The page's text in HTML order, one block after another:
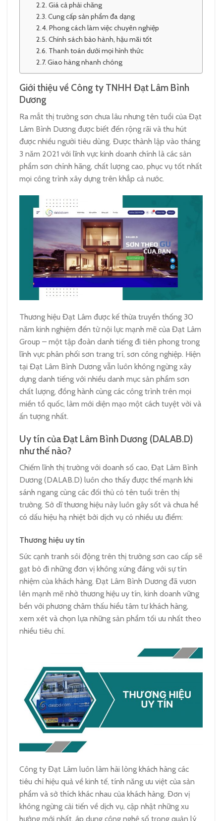
Giá cả phải chăng
Cung cấp sản phẩm đa dạng
Phong cách làm việc chuyên nghiệp
Chính sách bảo hành, hậu mãi tốt
Thanh toán dưới mọi hình thức
Giao hàng nhanh chóng
Giới thiệu về Công ty TNHH Đạt Lâm Bình
Dương
Ra mắt thị trường sơn chưa lâu nhưng tên tuổi của Đạt
Lâm Bình Dương được biết đến rộng rãi và thu hút
được nhiều người tiêu dùng. Được thành lập vào tháng
3 năm 2021 với lĩnh vực kinh doanh chính là các sản
phẩm sơn chính hãng, chất lượng cao, phục vụ tốt nhất
mọi công trình xây dựng trên khắp cả nước.
Thương hiệu Đạt Lâm được kế thừa truyền thống 30
năm kinh nghiệm đến từ nội lực mạnh mẽ của Đạt Lâm
Group – một tập đoàn danh tiếng đi tiên phong trong
lĩnh vực phân phối sơn trang trí, sơn công nghiệp. Hiện
tại Đạt Lâm Bình Dương vẫn luôn không ngừng xây
dựng danh tiếng với nhiều danh mục sản phẩm sơn
chất lượng, đồng hành cùng các công trình trên mọi
miền tổ quốc, làm mới diện mạo một cách tuyệt vời và
ấn tượng nhất.
Uy tín của Đạt Lâm Bình Dương (DALAB.D)
như thế nào?
Chiếm lĩnh thị trường với doanh số cao, Đạt Lâm Bình
Dương (DALAB.D) luôn cho thấy được thế mạnh khi
sánh ngang cùng các đối thủ có tên tuổi trên thị
trường. Sở dĩ thương hiệu này luôn gây sốt và chưa hề
có dấu hiệu hạ nhiệt bởi dịch vụ có nhiều ưu điểm:
Thương hiệu uy tín
Sức cạnh tranh sôi động trên thị trường sơn cao cấp sẽ
gạt bỏ đi những đơn vị không xứng đáng với sự tín
nhiệm của khách hàng. Đạt Lâm Bình Dương đã vươn
lên mạnh mẽ nhờ thương hiệu uy tín, kinh doanh vững
bền với phương châm thấu hiểu tâm tư khách hàng,
xem xét và chọn lựa những sản phẩm tối ưu nhất theo
nhiều tiêu chí.
Công ty Đạt Lâm luôn làm hài lòng khách hàng các
tiêu chí hiệu quả về kinh tế, tính năng ưu việt của sản
phẩm và sở thích khác nhau của khách hàng. Đơn vị
không ngừng cải tiến về dịch vụ, cập nhật những xu
hướng mới nhất, áp dụng công nghệ số trong quản lý